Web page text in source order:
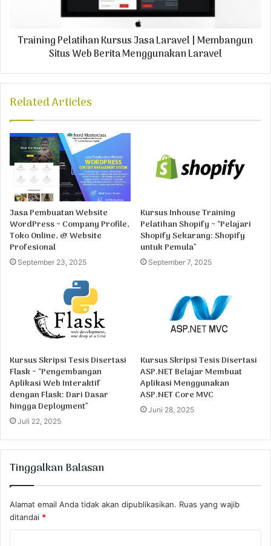
Training Pelatihan Kursus Jasa Laravel | Membangun
Situs Web Berita Menggunakan Laravel
Related Articles
Jasa Pembuatan Website
WordPress ~ Company Profile,
Toko Online, & Website
Profesional
September 23, 2025
Kursus Inhouse Training
Pelatihan Shopify ~ “Pelajari
Shopify Sekarang: Shopify
untuk Pemula”
September 7, 2025
Kursus Skripsi Tesis Disertasi
Flask ~ “Pengembangan
Aplikasi Web Interaktif
dengan Flask: Dari Dasar
hingga Deployment”
Juli 22, 2025
Kursus Skripsi Tesis Disertasi
ASP.NET Belajar Membuat
Aplikasi Menggunakan
ASP.NET Core MVC
Juni 28, 2025
Tinggalkan Balasan
Alamat email Anda tidak akan dipublikasikan. Ruas yang wajib
ditandai *